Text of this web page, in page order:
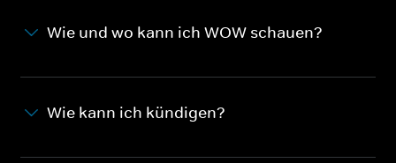
Wie und wo kann ich WOW schauen?
Wie kann ich kündigen?